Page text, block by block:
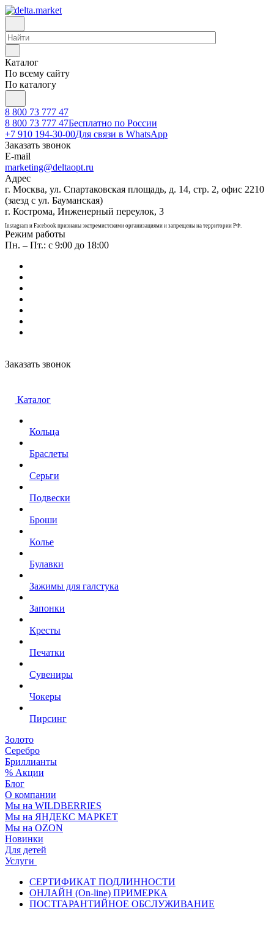
Каталог
По всему сайту
По каталогу
8 800 73 777 47
8 800 73 777 47Бесплатно по России
+7 910 194-30-00Для связи в WhatsApp
Заказать звонок
E-mail
marketing@deltaopt.ru
Адрес
г. Москва, ул. Спартаковская площадь, д. 14, стр. 2, офис 2210
(заезд с ул. Бауманская)
г. Кострома, Инженерный переулок, 3
Instagram и Facebook признаны экстремистскими организациями и запрещены на территории РФ.
Режим работы
Пн. – Пт.: с 9:00 до 18:00
Заказать звонок
Каталог
Кольца
Браслеты
Серьги
Подвески
Броши
Колье
Булавки
Зажимы для галстука
Запонки
Кресты
Печатки
Сувениры
Чокеры
Пирсинг
Золото
Серебро
Бриллианты
% Акции
Блог
О компании
Мы на WILDBERRIES
Мы на ЯНДЕКС МАРКЕТ
Мы на OZON
Новинки
Для детей
Услуги
СЕРТИФИКАТ ПОДЛИННОСТИ
ОНЛАЙН (On-line) ПРИМЕРКА
ПОСТГАРАНТИЙНОЕ ОБСЛУЖИВАНИЕ